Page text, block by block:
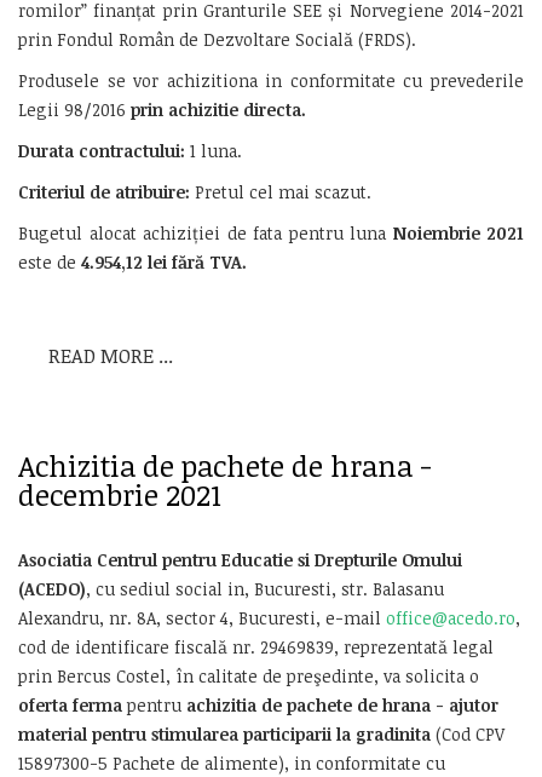
romilor” finanțat prin Granturile SEE și Norvegiene 2014-2021
prin Fondul Român de Dezvoltare Socială (FRDS).
Produsele se vor achizitiona in conformitate cu prevederile
Legii 98/2016 prin achizitie directa.
Durata contractului: 1 luna.
Criteriul de atribuire: Pretul cel mai scazut.
Bugetul alocat achiziției de fata pentru luna Noiembrie 2021
este de 4.954,12 lei fără TVA.
READ MORE ...
Achizitia de pachete de hrana -
decembrie 2021
Asociatia Centrul pentru Educatie si Drepturile Omului
(ACEDO), cu sediul social in, Bucuresti, str. Balasanu
Alexandru, nr. 8A, sector 4, Bucuresti, e-mail office@acedo.ro,
cod de identificare fiscală nr. 29469839, reprezentată legal
prin Bercus Costel, în calitate de preşedinte, va solicita o
oferta fermapentru achizitia de pachete de hrana - ajutor
material pentru stimularea participarii la gradinita (Cod CPV
15897300-5 Pachete de alimente), in conformitate cu